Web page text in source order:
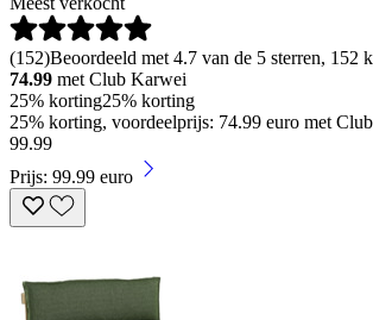
(152)Beoordeeld met 4.7 van de 5 sterren, 152
74.99 met Club Karwei
25% korting25% korting
25% korting, voordeelprijs: 74.99 euro met
99.99
Prijs: 99.99 euro